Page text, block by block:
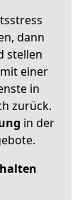
dann
stellen
einer
in
zurück.
in der